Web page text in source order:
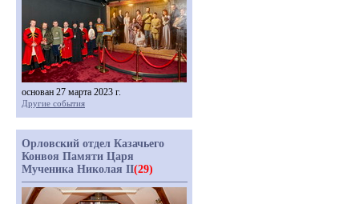
основан 27 марта 2023 г.
Другие события
Орловский отдел Казачьего
Конвоя Памяти Царя
Мученика Николая II(29)